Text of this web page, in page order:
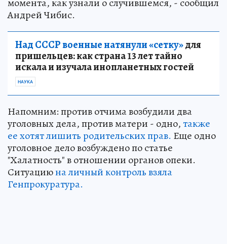
Андрей Чибис.
Над СССР военные натянули «сетку»для
пришельцев: как страна 13 лет тайно
искала и изучала инопланетных гостей
НАУКА
Напомним: против отчима возбудили два
уголовных дела, против матери - одно,также
ее хотят лишить родительских прав. Еще одно
уголовное дело возбуждено по статье
"Халатность" в отношении органов опеки.
Ситуациюна личный контроль взяла
Генпрокуратура.